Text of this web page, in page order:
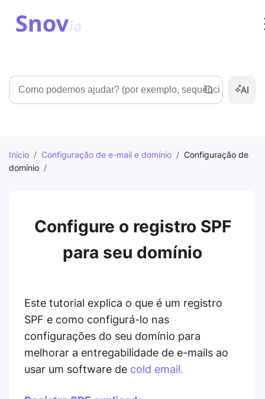
Pesquisar
Início / Configuração de e-mail e domínio / Configuração de
domínio /
Configure o registro SPF
para seu domínio
Este tutorial explica o que é um registro
SPF e como configurá-lo nas
configurações do seu domínio para
melhorar a entregabilidade de e-mails ao
usar um software de cold email.